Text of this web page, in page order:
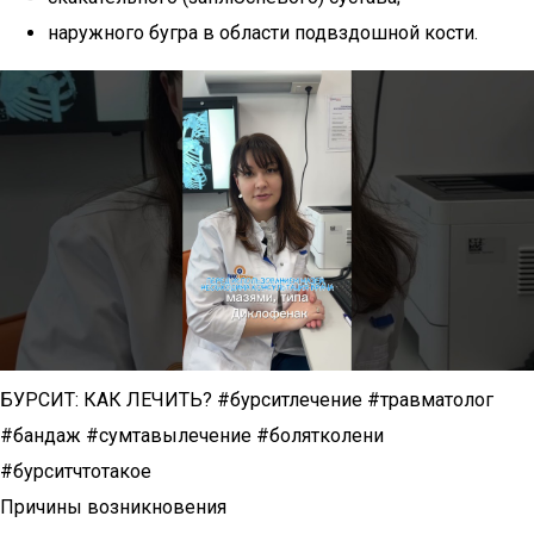
наружного бугра в области подвздошной кости.
БУРСИТ: КАК ЛЕЧИТЬ? #бурситлечение #травматолог
#бандаж #сумтавылечение #болятколени
#бурситчтотакое
Причины возникновения